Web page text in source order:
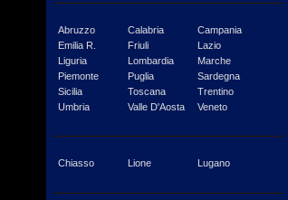
Abruzzo Calabria
Campania
Emilia R.
Friuli
Lazio
Liguria
Lombardia
Marche
Piemonte
Puglia
Sardegna
Sicilia
Toscana
Trentino
Umbria
Valle D'Aosta Veneto
Chiasso Lione Lugano